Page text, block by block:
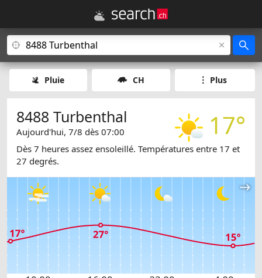
Pluie CH Plus
17°
8488 Turbenthal
Aujourd'hui, 7/8 dès 07:00
Dès 7 heures assez ensoleillé. Températures entre 17 et
27 degrés.